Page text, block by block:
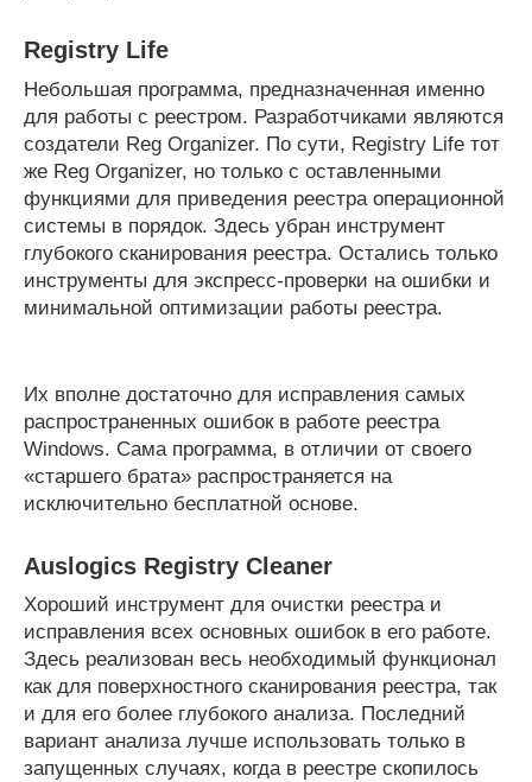
Registry Life
Небольшая программа, предназначенная именно
для работы с реестром. Разработчиками являются
создатели Reg Organizer. По сути, Registry Life тот
же Reg Organizer, но только с оставленными
функциями для приведения реестра операционной
системы в порядок. Здесь убран инструмент
глубокого сканирования реестра. Остались только
инструменты для экспресс-проверки на ошибки и
минимальной оптимизации работы реестра.
Их вполне достаточно для исправления самых
распространенных ошибок в работе реестра
Windows. Сама программа, в отличии от своего
«старшего брата» распространяется на
исключительно бесплатной основе.
Auslogics Registry Cleaner
Хороший инструмент для очистки реестра и
исправления всех основных ошибок в его работе.
Здесь реализован весь необходимый функционал
как для поверхностного сканирования реестра, так
и для его более глубокого анализа. Последний
вариант анализа лучше использовать только в
запущенных случаях, когда в реестре скопилось